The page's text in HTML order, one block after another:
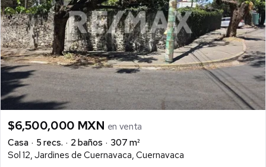
$6,500,000 MXN en venta
Casa
5 recs. 2 baños
307 m²
Sol 12, Jardines de Cuernavaca, Cuernavaca